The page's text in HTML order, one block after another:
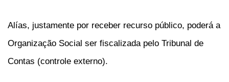
Alías, justamente por receber recurso público, poderá a
Organização Social ser fiscalizada pelo Tribunal de
Contas (controle externo).